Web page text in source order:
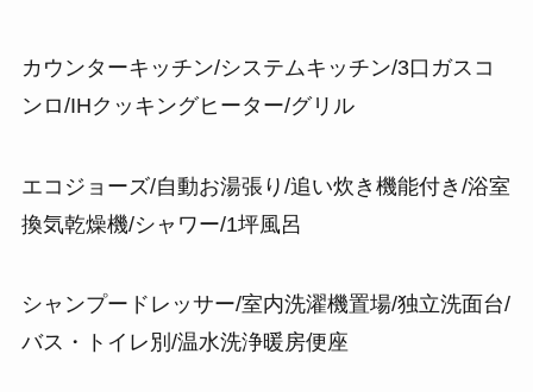
カウンターキッチン/システムキッチン/3口ガスコ
ンロ/IHクッキングヒーター/グリル
エコジョーズ/自動お湯張り/追い炊き機能付き/浴室
換気乾燥機/シャワー/1坪風呂
シャンプードレッサー/室内洗濯機置場/独立洗面台/
バス・トイレ別/温水洗浄暖房便座